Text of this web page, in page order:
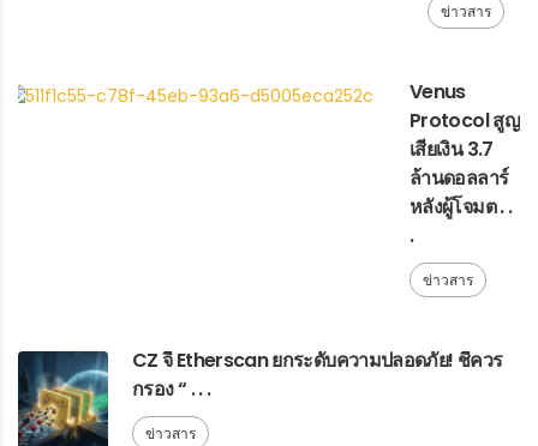
ข่าวสาร
Venus
Protocol สูญ
เสียเงิน 3.7
ล้านดอลลาร์
หลังผู้โจมต . .
.
ข่าวสาร
CZ จี้ Etherscan ยกระดับความปลอดภัย! ชี้ควร
กรอง “ . . .
ข่าวสาร